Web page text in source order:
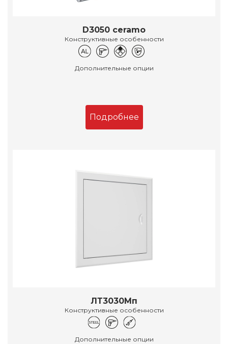
D3050 ceramo
Конструктивные особенности
Дополнительные опции
Подробнее
ЛТ3030Мп
Конструктивные особенности
Дополнительные опции